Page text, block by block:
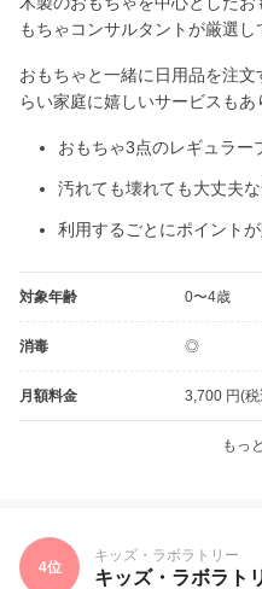
もちゃコンサルタントが厳選し
おもちゃと一緒に日用品を注
らい家庭に嬉しいサービスもあ
おもちゃ3点のレギュラー
汚れても壊れても大丈夫
利用するごとにポイント
対象年齢 0〜4歳
消毒 ◎
月額料金 3,700 円(
もっ
4位
キッズ・ラボラトリー
キッズ・ラボラト